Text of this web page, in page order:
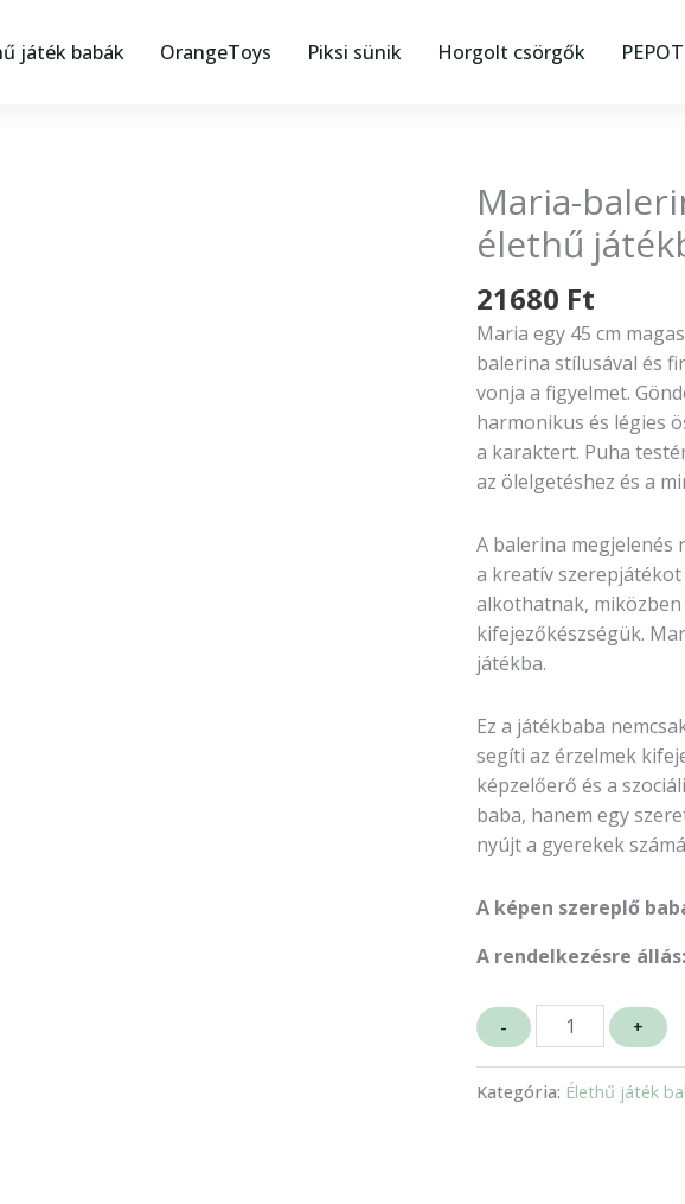
játék babák OrangeToys Piksi sünik Horgolt csörgők
Maria-
élethű
21680 Ft
Maria egy 45 cm
balerina stílusával és
vonja a figyelmet.
harmonikus és légies
a karaktert. Puha
az ölelgetéshez és a
A balerina megjelenés
a kreatív
alkothatnak,
kifejezőkészségük.
játékba.
Ez a játékbaba
segíti az érzelmek
képzelőerő és a
baba, hanem egy
nyújt a gyerekek
A képen szereplő
A rendelkezésre állás:
-
Maria-
balerina
ruhában
Nines
d’Onil
élethű
játékbaba
mennyiség
+
Kategória: Élethű játék